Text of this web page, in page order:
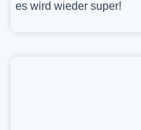
es wird wieder super!